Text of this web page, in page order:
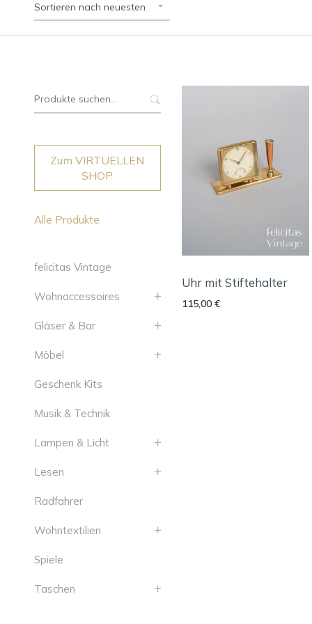
Sortieren nach neuesten
Uhr mit Stiftehalter
115,00€
Suche
Zum VIRTUELLEN
SHOP
Alle Produkte
felicitas Vintage
Wohnaccessoires
Gläser & Bar
Möbel
Geschenk Kits
Musik & Technik
Lampen & Licht
Lesen
Radfahrer
Wohntextilien
Spiele
Taschen